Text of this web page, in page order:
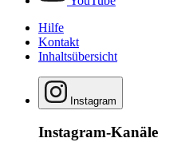
Hilfe
Kontakt
Inhaltsübersicht
Instagram
Instagram-Kanäle